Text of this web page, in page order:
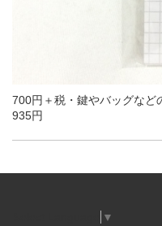
700円＋税・鍵やバッグなど
935円
▼